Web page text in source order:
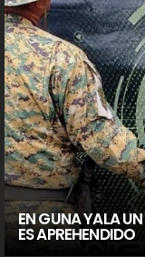
EN GUNA YALA
ES APREHENDIDO